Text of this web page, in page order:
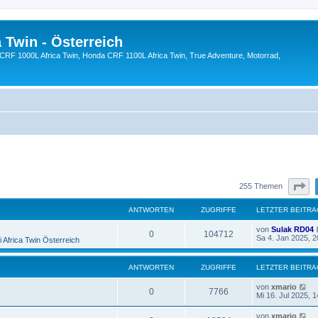
Twin - Österreich
1000L Africa Twin, Honda CRF 1100L Africa Twin, True Adventure, Motorrad,
255 Themen
ANTWORTEN ZUGRIFFE LETZTER
Africa Twin Österreich
0A
n
t
w
o
104712
u
g
i
L
e
z
e
r
B
e
i
t
von Sulak RD04
Sa 4. Jan 2025,
ANTWORTEN ZUGRIFFE LETZTER
0A
n
7766
u
L
e
von xmario
Mi 16. Jul 2025,
L
von xmario